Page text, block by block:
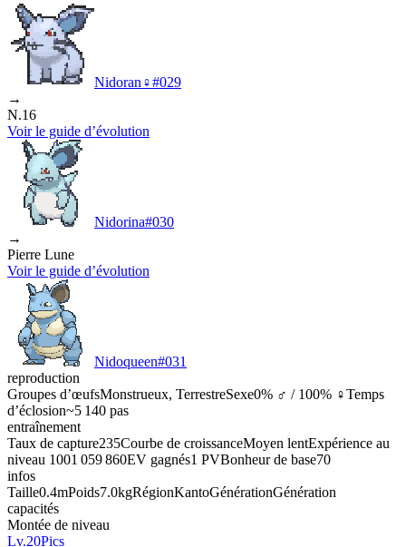
Nidoran♀#029
→
N.16
Voir le guide d’évolution
Nidorina#030
→
Pierre Lune
Voir le guide d’évolution
Nidoqueen#031
reproduction
Groupes d’œufsMonstrueux, TerrestreSexe0% ♂ / 100% ♀Temps
d’éclosion~5 140 pas
entraînement
Taux de capture235Courbe de croissanceMoyen lentExpérience au
niveau 1001 059 860EV gagnés1 PVBonheur de base70
infos
Taille0.4mPoids7.0kgRégionKantoGénérationGénération
capacités
Montée de niveau
Lv.20Pics